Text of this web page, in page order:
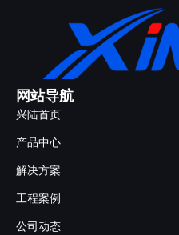
网站导航
兴陆首页
产品中心
解决方案
工程案例
公司动态